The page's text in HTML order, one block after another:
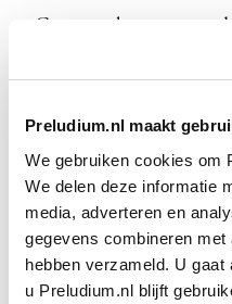
Preludium.nl maakt
We gebruiken cookies om
We delen deze informatie
media, adverteren en
gegevens combineren
hebben verzameld. U
u Preludium.nl blijft
Geen resultaten